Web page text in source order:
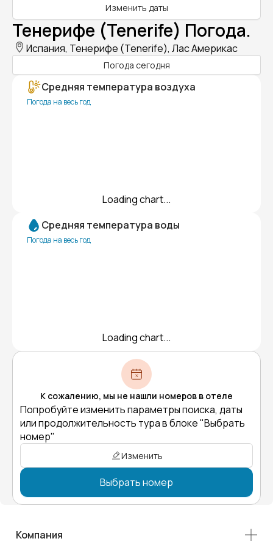
Изменить даты
Тенерифе (Tenerife) Погода.
Испания, Тенерифе (Tenerife), Лас Америкас
Погода сегодня
Средняя температура воздуха
Погода на весь год
Loading chart...
Средняя температура воды
Погода на весь год
Loading chart...
К сожалению, мы не нашли номеров в отеле
Попробуйте изменить параметры поиска, даты
или продолжительность тура в блоке "Выбрать
номер"
Изменить
Выбрать номер
Компания